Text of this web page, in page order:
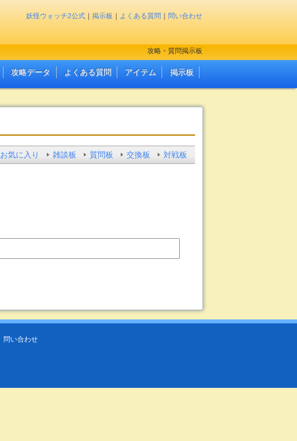
妖怪ウォッチ2公式 ｜ 掲示板 ｜ よくある質問 ｜ 問い合わせ
攻略・質問掲示板
攻略データ よくある質問 アイテム 掲示板
お気に入り 雑談板 質問板 交換板 対戦板
問い合わせ